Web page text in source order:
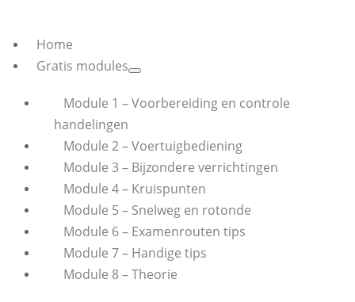
Home
Gratis modules
Module 1 – Voorbereiding en controle
handelingen
Module 2 – Voertuigbediening
Module 3 – Bijzondere verrichtingen
Module 4 – Kruispunten
Module 5 – Snelweg en rotonde
Module 6 – Examenrouten tips
Module 7 – Handige tips
Module 8 – Theorie